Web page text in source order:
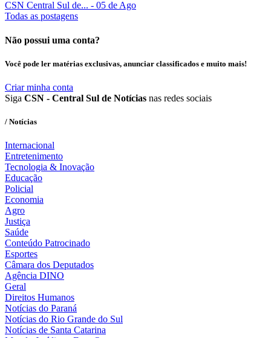
CSN Central Sul de... - 05 de Ago
Todas as postagens
Não possui uma conta?
Você pode ler matérias exclusivas, anunciar classificados e muito mais!
Criar minha conta
Siga CSN - Central Sul de Notícias nas redes sociais
/ Notícias
Internacional
Entretenimento
Tecnologia & Inovação
Educação
Policial
Economia
Agro
Justiça
Saúde
Conteúdo Patrocinado
Esportes
Câmara dos Deputados
Agência DINO
Geral
Direitos Humanos
Notícias do Paraná
Notícias do Rio Grande do Sul
Notícias de Santa Catarina